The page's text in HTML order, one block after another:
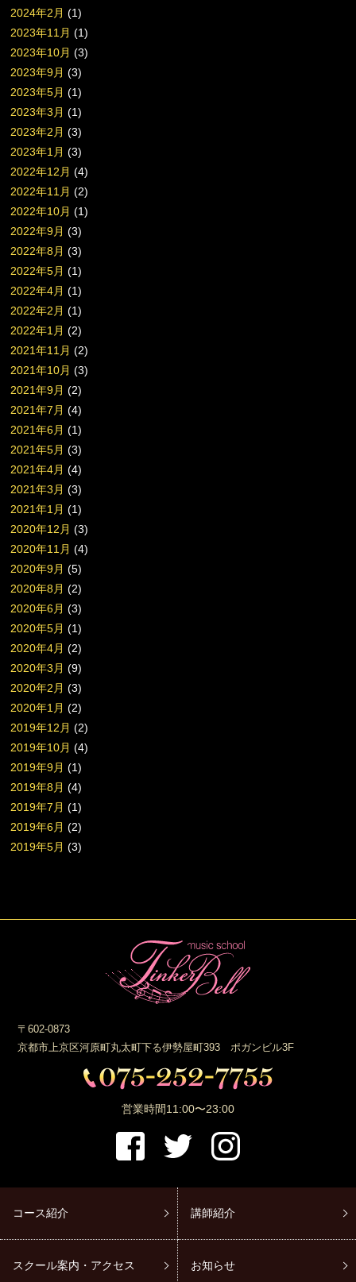
2024年2月 (1)
2023年11月 (1)
2023年10月 (3)
2023年9月 (3)
2023年5月 (1)
2023年3月 (1)
2023年2月 (3)
2023年1月 (3)
2022年12月 (4)
2022年11月 (2)
2022年10月 (1)
2022年9月 (3)
2022年8月 (3)
2022年5月 (1)
2022年4月 (1)
2022年2月 (1)
2022年1月 (2)
2021年11月 (2)
2021年10月 (3)
2021年9月 (2)
2021年7月 (4)
2021年6月 (1)
2021年5月 (3)
2021年4月 (4)
2021年3月 (3)
2021年1月 (1)
2020年12月 (3)
2020年11月 (4)
2020年9月 (5)
2020年8月 (2)
2020年6月 (3)
2020年5月 (1)
2020年4月 (2)
2020年3月 (9)
2020年2月 (3)
2020年1月 (2)
2019年12月 (2)
2019年10月 (4)
2019年9月 (1)
2019年8月 (4)
2019年7月 (1)
2019年6月 (2)
2019年5月 (3)
〒602-0873
京都市上京区河原町丸太町下る伊勢屋町393 ポガンビル3F
営業時間11:00〜23:00
コース紹介 講師紹介
スクール案内・アクセス お知らせ